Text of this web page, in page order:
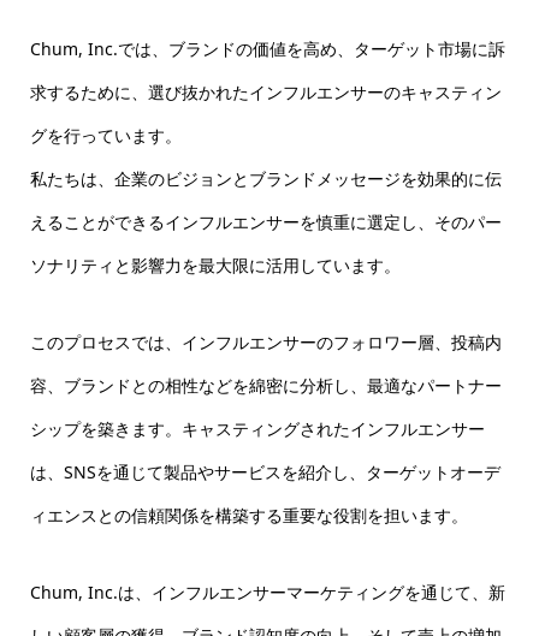
Chum, Inc.では、ブランドの価値を高め、ターゲット市場に訴
求するために、選び抜かれたインフルエンサーのキャスティン
グを行っています。
私たちは、企業のビジョンとブランドメッセージを効果的に伝
えることができるインフルエンサーを慎重に選定し、そのパー
ソナリティと影響力を最大限に活用しています。
このプロセスでは、インフルエンサーのフォロワー層、投稿内
容、ブランドとの相性などを綿密に分析し、最適なパートナー
シップを築きます。キャスティングされたインフルエンサー
は、SNSを通じて製品やサービスを紹介し、ターゲットオーデ
ィエンスとの信頼関係を構築する重要な役割を担います。
Chum, Inc.は、インフルエンサーマーケティングを通じて、新